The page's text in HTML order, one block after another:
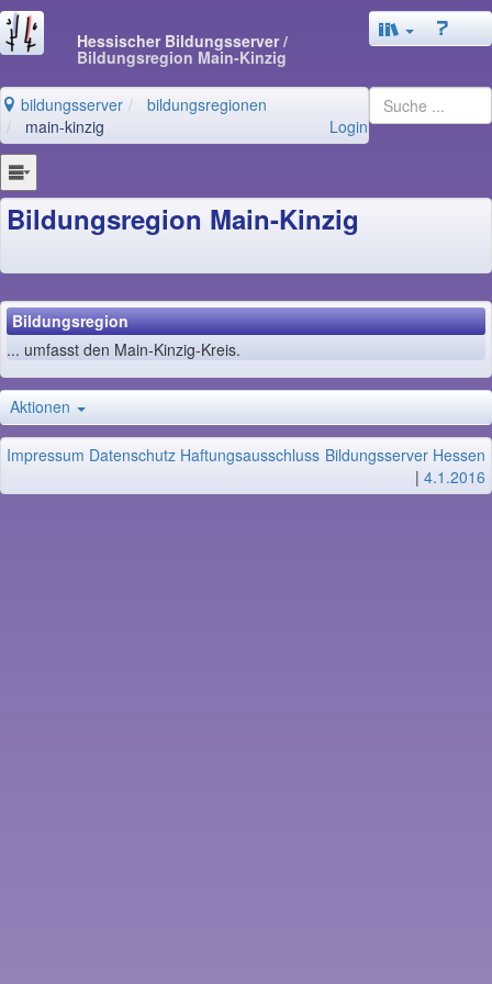
Hessischer Bildungsserver/
Bildungsregion Main-Kinzig
bildungsserver
bildungsregionen
main-kinzig
Login
Bildungsregion Main-Kinzig
Bildungsregion
... umfasst den Main-Kinzig-Kreis.
Aktionen
Impressum Datenschutz Haftungsausschluss Bildungsserver Hessen
| 4.1.2016